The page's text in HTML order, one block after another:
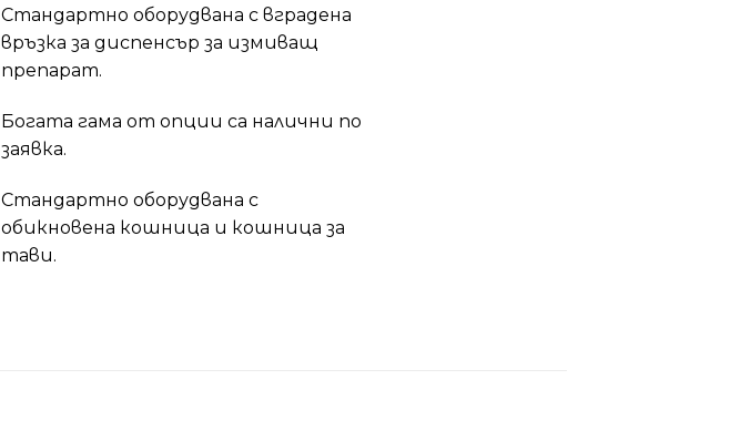
Стандартно оборудвана с вградена
връзка за диспенсър за измиващ
препарат.
Богата гама от опции са налични по
заявка.
Стандартно оборудвана с
обикновена кошница и кошница за
тави.